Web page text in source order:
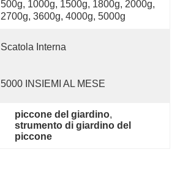
500g, 1000g, 1500g, 1800g, 2000g,
2700g, 3600g, 4000g, 5000g
Scatola Interna
5000 INSIEMI AL MESE
piccone del giardino,
strumento di giardino del
piccone